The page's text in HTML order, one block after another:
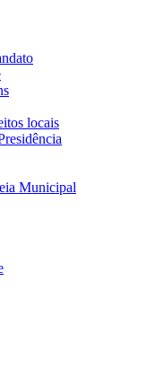
locais
Municipal